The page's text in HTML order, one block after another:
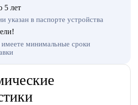
5 лет
указан в паспорте устройства
минимальные сроки